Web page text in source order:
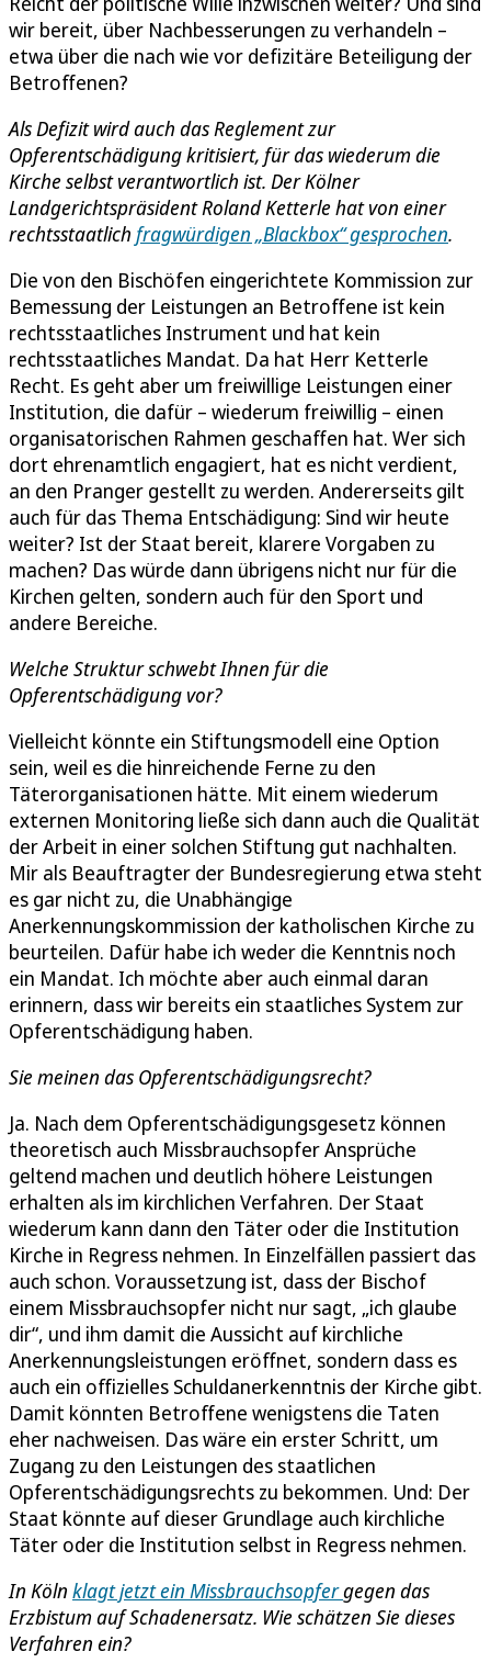
wir bereit, über Nachbesserungen zu verhandeln –
etwa über die nach wie vor defizitäre Beteiligung der
Betroffenen?
Als Defizit wird auch das Reglement zur
Opferentschädigung kritisiert, für das wiederum die
Kirche selbst verantwortlich ist. Der Kölner
Landgerichtspräsident Roland Ketterle hat von einer
rechtsstaatlich fragwürdigen „Blackbox“ gesprochen.
Die von den Bischöfen eingerichtete Kommission zur
Bemessung der Leistungen an Betroffene ist kein
rechtsstaatliches Instrument und hat kein
rechtsstaatliches Mandat. Da hat Herr Ketterle
Recht. Es geht aber um freiwillige Leistungen einer
Institution, die dafür – wiederum freiwillig – einen
organisatorischen Rahmen geschaffen hat. Wer sich
dort ehrenamtlich engagiert, hat es nicht verdient,
an den Pranger gestellt zu werden. Andererseits gilt
auch für das Thema Entschädigung: Sind wir heute
weiter? Ist der Staat bereit, klarere Vorgaben zu
machen? Das würde dann übrigens nicht nur für die
Kirchen gelten, sondern auch für den Sport und
andere Bereiche.
Welche Struktur schwebt Ihnen für die
Opferentschädigung vor?
Vielleicht könnte ein Stiftungsmodell eine Option
sein, weil es die hinreichende Ferne zu den
Täterorganisationen hätte. Mit einem wiederum
externen Monitoring ließe sich dann auch die Qualität
der Arbeit in einer solchen Stiftung gut nachhalten.
Mir als Beauftragter der Bundesregierung etwa steht
es gar nicht zu, die Unabhängige
Anerkennungskommission der katholischen Kirche zu
beurteilen. Dafür habe ich weder die Kenntnis noch
ein Mandat. Ich möchte aber auch einmal daran
erinnern, dass wir bereits ein staatliches System zur
Opferentschädigung haben.
Sie meinen das Opferentschädigungsrecht?
Ja. Nach dem Opferentschädigungsgesetz können
theoretisch auch Missbrauchsopfer Ansprüche
geltend machen und deutlich höhere Leistungen
erhalten als im kirchlichen Verfahren. Der Staat
wiederum kann dann den Täter oder die Institution
Kirche in Regress nehmen. In Einzelfällen passiert das
auch schon. Voraussetzung ist, dass der Bischof
einem Missbrauchsopfer nicht nur sagt, „ich glaube
dir“, und ihm damit die Aussicht auf kirchliche
Anerkennungsleistungen eröffnet, sondern dass es
auch ein offizielles Schuldanerkenntnis der Kirche gibt.
Damit könnten Betroffene wenigstens die Taten
eher nachweisen. Das wäre ein erster Schritt, um
Zugang zu den Leistungen des staatlichen
Opferentschädigungsrechts zu bekommen. Und: Der
Staat könnte auf dieser Grundlage auch kirchliche
Täter oder die Institution selbst in Regress nehmen.
In Köln klagt jetzt ein Missbrauchsopfergegen das
Erzbistum auf Schadenersatz. Wie schätzen Sie dieses
Verfahren ein?